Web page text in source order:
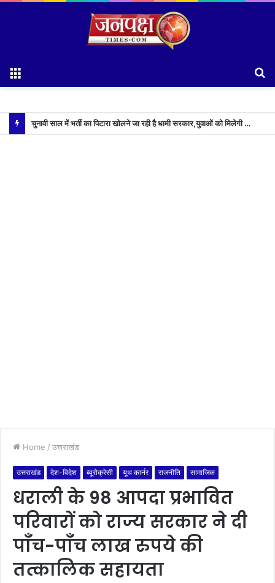
चुनावी साल में भर्ती का पिटारा खोलने जा रही है धामी सरकार,युवाओं को मिलेगी 34 हजार रिकॉर्ड भर्तियों की सौगात
Home / उत्तराखंड
उत्तराखंड देश-विदेश ब्यूरोक्रेसी यूथ कार्नर राजनीति सामाजिक
धराली के 98 आपदा प्रभावित
परिवारों को राज्य सरकार ने दी
पाँच-पाँच लाख रुपये की
तत्कालिक सहायता